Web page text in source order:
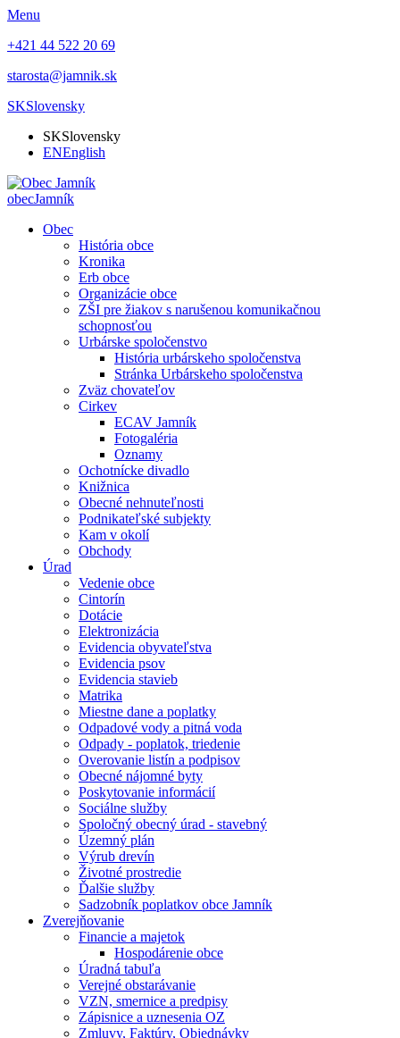
Menu
+421 44 522 20 69
starosta@jamnik.sk
SKSlovensky
SKSlovensky
ENEnglish
obecJamník
Obec
História obce
Kronika
Erb obce
Organizácie obce
ZŠI pre žiakov s narušenou komunikačnou
schopnosťou
Urbárske spoločenstvo
História urbárskeho spoločenstva
Stránka Urbárskeho spoločenstva
Zväz chovateľov
Cirkev
ECAV Jamník
Fotogaléria
Oznamy
Ochotnícke divadlo
Knižnica
Obecné nehnuteľnosti
Podnikateľské subjekty
Kam v okolí
Obchody
Úrad
Vedenie obce
Cintorín
Dotácie
Elektronizácia
Evidencia obyvateľstva
Evidencia psov
Evidencia stavieb
Matrika
Miestne dane a poplatky
Odpadové vody a pitná voda
Odpady - poplatok, triedenie
Overovanie listín a podpisov
Obecné nájomné byty
Poskytovanie informácií
Sociálne služby
Spoločný obecný úrad - stavebný
Územný plán
Výrub drevín
Životné prostredie
Ďalšie služby
Sadzobník poplatkov obce Jamník
Zverejňovanie
Financie a majetok
Hospodárenie obce
Úradná tabuľa
Verejné obstarávanie
VZN, smernice a predpisy
Zápisnice a uznesenia OZ
Zmluvy, Faktúry, Objednávky